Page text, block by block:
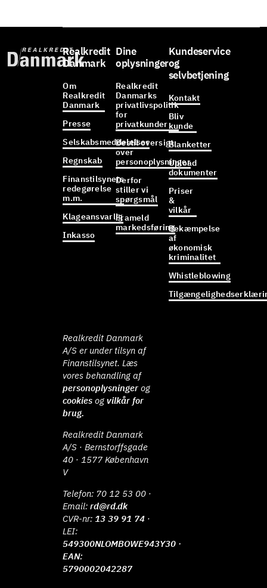
Realkredit
Danmark
Om
Realkredit
Danmark
Presse
Selskabsmeddelelser
Regnskab
Finanstilsynets
redegørelse
m.m.
Klageansvarlig
Inkasso
Dine
oplysninger
Realkredit
Danmarks
privatlivspolitik
for
privatkunder
Bestil oversigt
over
personoplysninger
Derfor
stiller vi
spørgsmål
Frameld
markedsføring
Kundeservice
og
selvbetjening
Kontakt
Bliv
kunde
Blanketter
Upload
dokumenter
Priser
&
vilkår
Bekæmpelse
af
økonomisk
kriminalitet
Whistleblowing
Realkredit Danmark
A/S er under tilsyn af
Finanstilsynet. Læs
vores behandling af
personoplysninger og
cookies ogvilkår for
brug.
Realkredit Danmark
A/S · Bernstorffsgade
40 · 1577 København
V
Telefon: 70 12 53 00 ·
Email:rd@rd.dk
CVR-nr: 13 39 91 74 ·
LEI:
549300NLOMBOWE943Y30 ·
EAN:
5790002042287